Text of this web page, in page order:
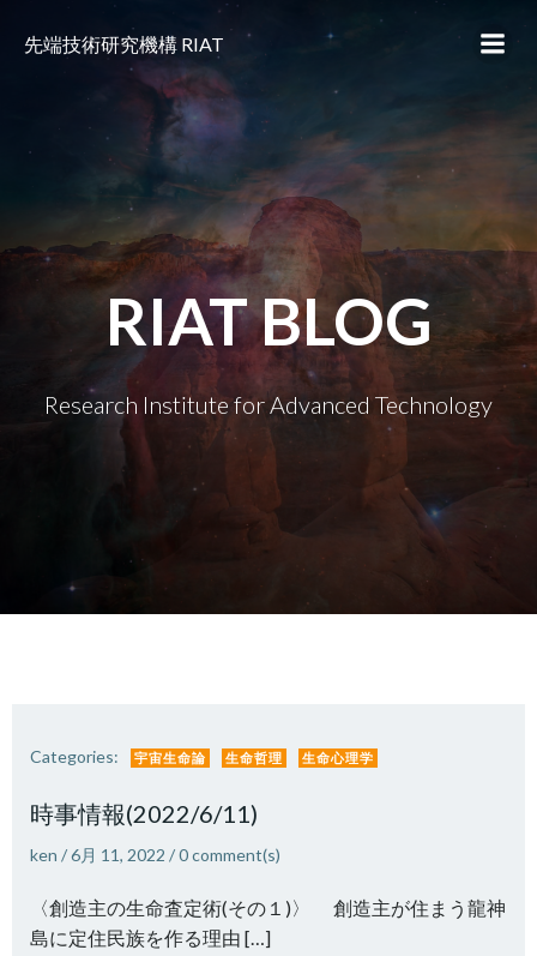
ス
キ
ッ
プ
先端技術研究機構 RIAT
RIAT BLOG
Research Institute for Advanced Technology
Categories: 宇宙生命論 生命哲理 生命心理学
時事情報(2022/6/11)
ken /6月 11, 2022 /0comment(s)
〈創造主の生命査定術(その１)〉 創造主が住まう龍神
島に定住民族を作る理由 […]